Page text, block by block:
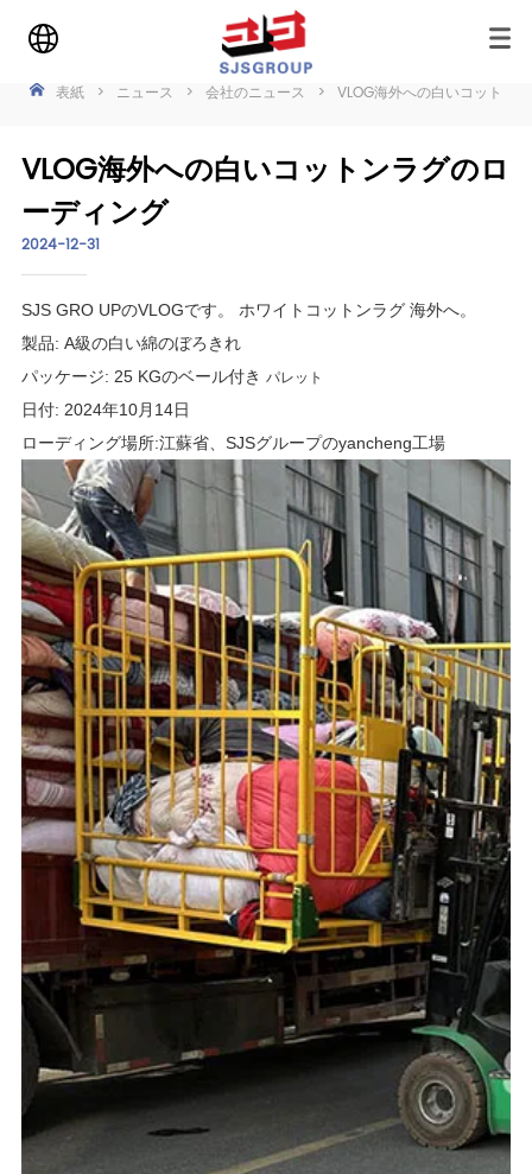
表紙 > ニュース > 会社のニュース > VLOG海外への白いコットン
VLOG海外への白いコットンラグのロ
ーディング
2024-12-31